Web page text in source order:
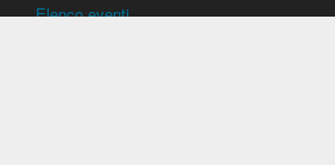
Elenco eventi